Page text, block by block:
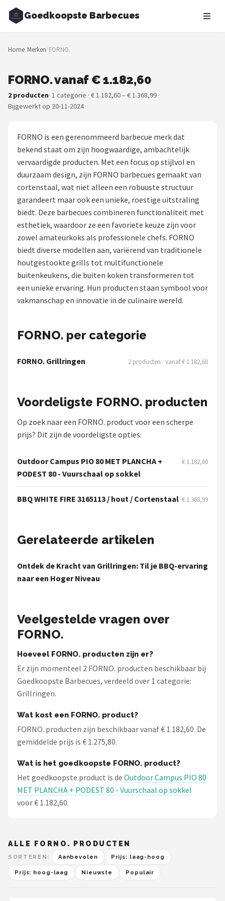
Goedkoopste Barbecues
Zoeken
NAVIGATIE
Merken
Recepten
Goedkoopste BBQ's
Gasbarbecues
POPULAIRE MERKEN
Weber
Barbecook
Big Green Egg
Napoleon
Yakiniku
Patton
Kamado Joe
Home/Merken/FORNO.
FORNO. vanaf € 1.182,60
2 producten· 1 categorie · € 1.182,60 – € 1.368,99 ·
Bijgewerkt op 20-11-2024
FORNO is een gerenommeerd barbecue merk dat
bekend staat om zijn hoogwaardige, ambachtelijk
vervaardigde producten. Met een focus op stijlvol en
duurzaam design, zijn FORNO barbecues gemaakt van
cortenstaal, wat niet alleen een robuuste structuur
garandeert maar ook een unieke, roestige uitstraling
biedt. Deze barbecues combineren functionaliteit met
esthetiek, waardoor ze een favoriete keuze zijn voor
zowel amateurkoks als professionele chefs. FORNO
biedt diverse modellen aan, variërend van traditionele
houtgestookte grills tot multifunctionele
buitenkeukens, die buiten koken transformeren tot
een unieke ervaring. Hun producten staan symbool voor
vakmanschap en innovatie in de culinaire wereld.
FORNO. per categorie
FORNO. Grillringen 2 producten · vanaf € 1.182,60
Voordeligste FORNO. producten
Op zoek naar een FORNO. product voor een scherpe
prijs? Dit zijn de voordeligste opties:
Outdoor Campus PIO 80 MET PLANCHA +
PODEST 80 - Vuurschaal op sokkel
€ 1.182,60
BBQ WHITE FIRE 3165113 / hout / Cortenstaal € 1.368,99
Gerelateerde artikelen
Ontdek de Kracht van Grillringen: Til je BBQ-ervaring
naar een Hoger Niveau
Veelgestelde vragen over
FORNO.
Hoeveel FORNO. producten zijn er?
Er zijn momenteel 2 FORNO. producten beschikbaar bij
Goedkoopste Barbecues, verdeeld over 1 categorie:
Grillringen.
Wat kost een FORNO. product?
FORNO. producten zijn beschikbaar vanaf € 1.182,60. De
gemiddelde prijs is € 1.275,80.
Wat is het goedkoopste FORNO. product?
Het goedkoopste product is de Outdoor Campus PIO 80
MET PLANCHA + PODEST 80 - Vuurschaal op sokkel
voor € 1.182,60.
ALLE FORNO. PRODUCTEN
SORTEREN: Aanbevolen Prijs: laag-hoog
Prijs: hoog-laag Nieuwste Populair